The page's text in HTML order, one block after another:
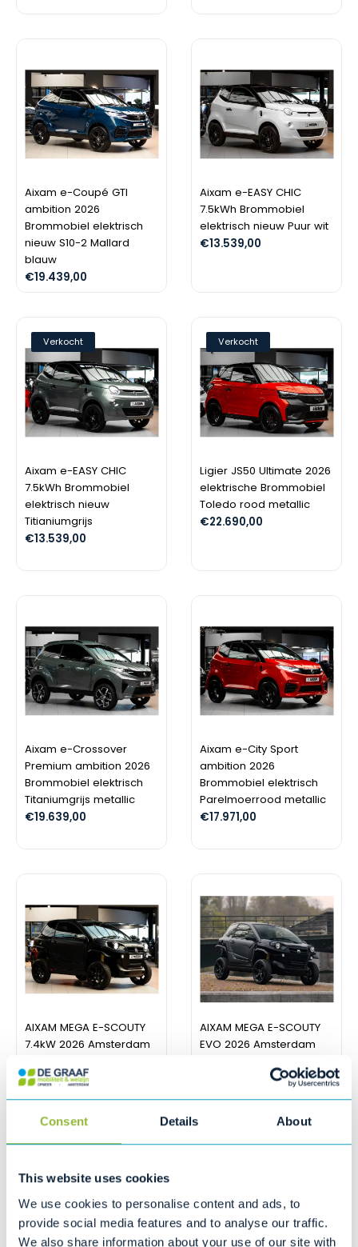
Consent Details About
This website uses cookies
We use cookies to personalise content and ads, to
provide social media features and to analyse our traffic.
We also share information about your use of our site with
Aixam e-Coupé GTI
ambition 2026
Brommobiel elektrisch
nieuw S10-2 Mallard
blauw
€19.439,00
Aixam e-EASY CHIC
7.5kWh Brommobiel
elektrisch nieuw Puur wit
€13.539,00
Verkocht
Aixam e-EASY CHIC
7.5kWh Brommobiel
elektrisch nieuw
Titianiumgrijs
€13.539,00
Verkocht
Ligier JS50 Ultimate 2026
elektrische Brommobiel
Toledo rood metallic
€22.690,00
Aixam e-Crossover
Premium ambition 2026
Brommobiel elektrisch
Titaniumgrijs metallic
€19.639,00
Aixam e-City Sport
ambition 2026
Brommobiel elektrisch
Parelmoerrood metallic
€17.971,00
AIXAM MEGA E-SCOUTY
7.4kW 2026 Amsterdam
€18.056,00
AIXAM MEGA E-SCOUTY
EVO 2026 Amsterdam